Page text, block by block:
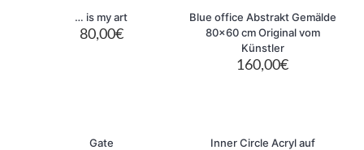
… is my art
80,00€
Blue office Abstrakt Gemälde
80×60 cm Original vom
Künstler
160,00€
Gate
Inner Circle Acryl auf